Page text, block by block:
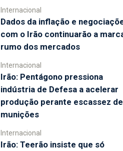
Internacional
Dados da inflação e
com o Irão continuarão a
rumo dos mercados
Internacional
Irão: Pentágono pressiona
indústria de Defesa a acelerar
produção perante escassez de
munições
Internacional
Irão: Teerão insiste que só